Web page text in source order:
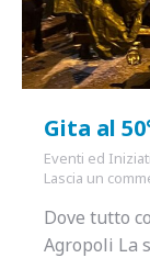
Gita al
Eventi ed
Lascia un
Dove tutto
Agropoli La